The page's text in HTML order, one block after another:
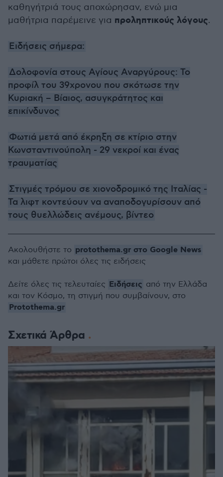
καθηγήτριά τους αποχώρησαν, ενώ μια
μαθήτρια παρέμεινε για προληπτικούς λόγους.
Ειδήσεις σήμερα:
Δολοφονία στους Αγίους Αναργύρους: Το
προφίλ του 39χρονου που σκότωσε την
Κυριακή – Βίαιος, ασυγκράτητος και
επικίνδυνος
Φωτιά μετά από έκρηξη σε κτίριο στην
Κωνσταντινούπολη - 29 νεκροί και ένας
τραυματίας
Στιγμές τρόμου σε χιονοδρομικό της Ιταλίας -
Τα λιφτ κοντεύουν να αναποδογυρίσουν από
τους θυελλώδεις ανέμους, βίντεο
Σχετικά Άρθρα
Ακολουθήστε το protothema.gr στο Google News
και μάθετε πρώτοι όλες τις ειδήσεις
Δείτε όλες τις τελευταίες Ειδήσεις από την Ελλάδα
και τον Κόσμο, τη στιγμή που συμβαίνουν, στο
Protothema.gr